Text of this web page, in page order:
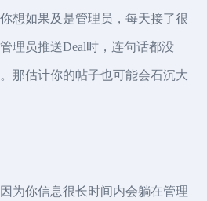
想如果及是管理员，每天接了很
理员推送Deal时，连句话都没
那估计你的帖子也可能会石沉大
为你信息很长时间内会躺在管理